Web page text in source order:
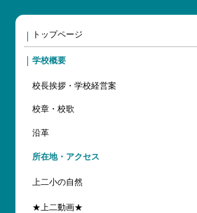
トップページ
学校概要
校長挨拶・学校経営案
校章・校歌
沿革
所在地・アクセス
上二小の自然
★上二動画★